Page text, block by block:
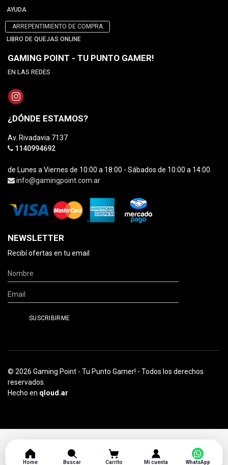
AYUDA
ARREPENTIMIENTO DE COMPRA
LIBRO DE QUEJAS ONLINE
GAMING POINT - TU PUNTO GAMER!
EN LAS REDES
¿DÓNDE ESTAMOS?
Av. Rivadavia 7137
1140994692
de Lunes a Viernes de 10:00 a 18:00 - Sábados de 10:00 a 14:00.
info@gamingpoint.com.ar
NEWSLETTER
Recibí ofertas en tu email
© 2026 Gaming Point - Tu Punto Gamer! - Todos los derechos
reservados.
Hecho en qloud.ar
Home Buscar Carrito Mi cuenta